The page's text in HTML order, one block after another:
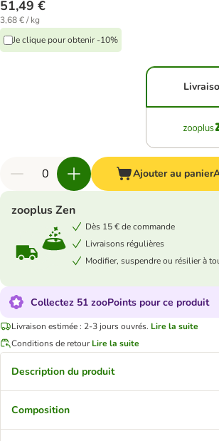
51,49 €
3,68 € / kg
Je clique pour obtenir -10%
Ajouter au panier
zooplus Zen
Dès 15 € de commande
Livraisons régulières
Modifier, suspendre ou résilier à
Collectez 51 zooPoints pour ce produit
Livraison estimée : 2-3 jours ouvrés. Lire la suite
Conditions de retour Lire la suite
Description du produit
Composition